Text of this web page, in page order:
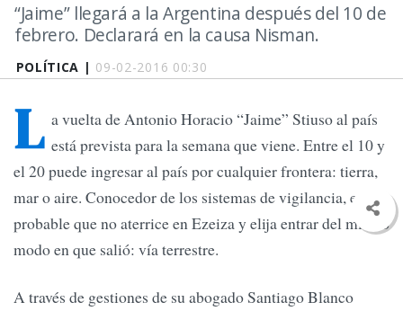
POLÍTICA | 09-02-2016 00:30
“Jaime” llegará a la Argentina después del 10 de
febrero. Declarará en la causa Nisman.
L a vuelta de Antonio Horacio “Jaime” Stiuso al país
está prevista para la semana que viene. Entre el 10 y
el 20 puede ingresar al país por cualquier frontera: tierra,
mar o aire. Conocedor de los sistemas de vigilancia, es
probable que no aterrice en Ezeiza y elija entrar del mismo
modo en que salió: vía terrestre.
A través de gestiones de su abogado Santiago Blanco